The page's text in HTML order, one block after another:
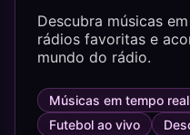
Descubra músicas
rádios favoritas e
mundo do rádio.
Músicas em tempo real
Futebol ao vivo